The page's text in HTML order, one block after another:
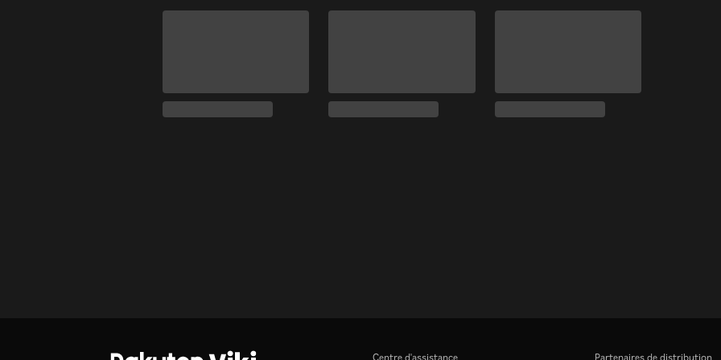
Centre d'assistance Partenaires de distribution